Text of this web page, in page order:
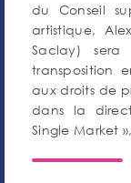
du Conseil
artistique,
Saclay)
transposition
aux droits de
dans la
Single Market